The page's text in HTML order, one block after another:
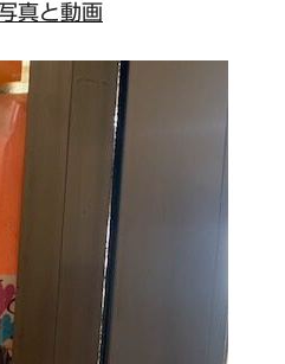
真と動画